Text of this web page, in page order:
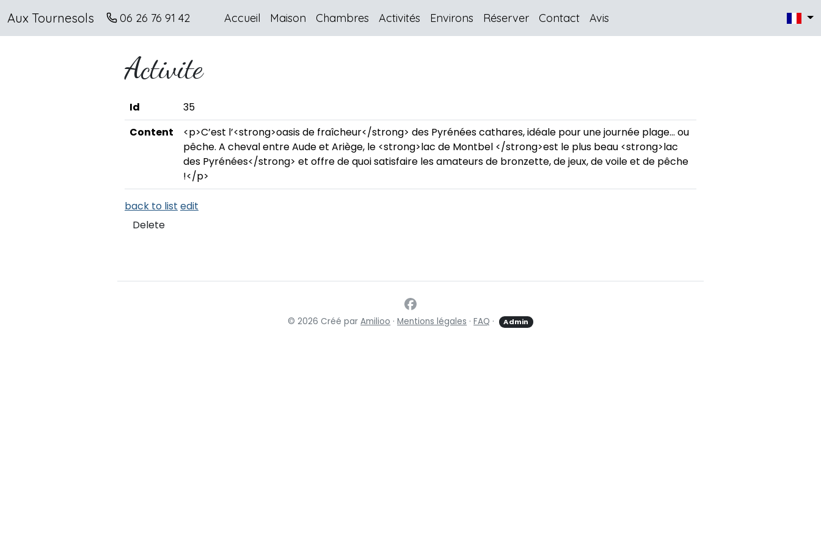
Aux Tournesols 06 26 76 91 42 Accueil Maison Chambres Activités Environs Réserver Contact Avis
Activite
Id
35
Content
<p>C’est l’<strong>oasis de fraîcheur</strong> des Pyrénées cathares, idéale pour une journée plage… ou
pêche. A cheval entre Aude et Ariège, le <strong>lac de Montbel </strong>est le plus beau <strong>lac
des Pyrénées</strong> et offre de quoi satisfaire les amateurs de bronzette, de jeux, de voile et de pêche
!</p>
back to list edit
Delete
© 2026 Créé parAmilioo ·Mentions légales ·FAQ · Admin